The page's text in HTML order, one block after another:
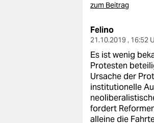
zum Beitrag
Felino
21.10.2019 , 16:52
Es ist wenig
Protesten
Ursache der
institutionelle
fordert
alleine die